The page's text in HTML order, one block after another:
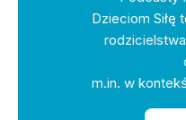
Dzieciom Siłę
m.in. w